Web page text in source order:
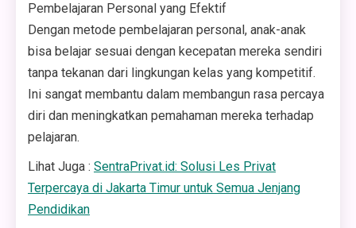
Pembelajaran Personal yang Efektif
Dengan metode pembelajaran personal, anak-anak
bisa belajar sesuai dengan kecepatan mereka sendiri
tanpa tekanan dari lingkungan kelas yang kompetitif.
Ini sangat membantu dalam membangun rasa percaya
diri dan meningkatkan pemahaman mereka terhadap
pelajaran.
Lihat Juga : SentraPrivat.id: Solusi Les Privat
Terpercaya di Jakarta Timur untuk Semua Jenjang
Pendidikan